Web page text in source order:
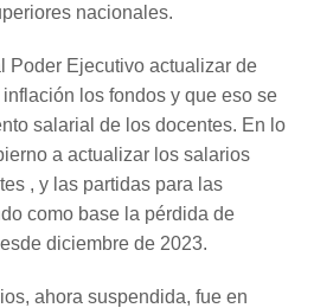
nacionales.
Poder Ejecutivo actualizar de
los fondos y que eso se
salarial de los docentes. En lo
a actualizar los salarios
, y las partidas para las
como base la pérdida de
diciembre de 2023.
ahora suspendida, fue en